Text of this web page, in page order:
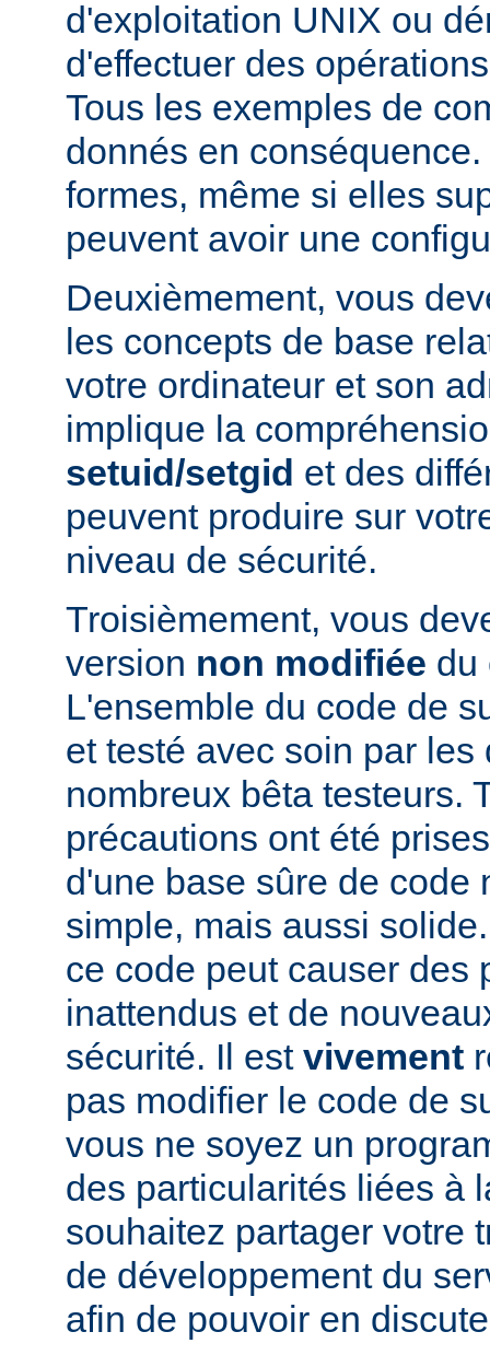
d'exploitation UNIX ou
d'effectuer des
Tous les exemples de
donnés en
formes, même si elles
peuvent avoir une
Deuxièmement, vous
les concepts de base
votre ordinateur et son
implique la
setuid/setgid et des
peuvent produire sur
niveau de sécurité.
Troisièmement, vous
version non modifiée du
L'ensemble du code de
et testé avec soin par
nombreux bêta testeurs.
précautions ont été
d'une base sûre de code
simple, mais aussi
ce code peut causer des
inattendus et de
sécurité. Il est vivement
pas modifier le code de
vous ne soyez un
des particularités liées à
souhaitez partager votre
de développement du
afin de pouvoir en